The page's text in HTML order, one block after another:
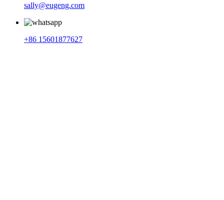
sally@eugeng.com
+86 15601877627